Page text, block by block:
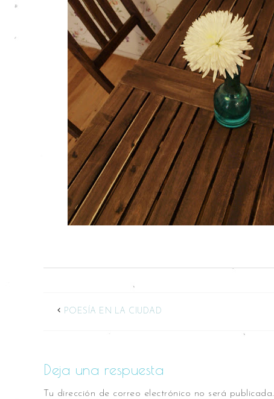
POESÍA EN LA CIUDAD
Deja una respuesta
Tu dirección de correo electrónico no será publicada.